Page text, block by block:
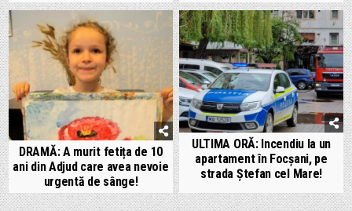
DRAMĂ: A murit fetița de 10
ani din Adjud care avea nevoie
urgentă de sânge!
ULTIMA ORĂ: Incendiu la un
apartament în Focșani, pe
strada Ștefan cel Mare!